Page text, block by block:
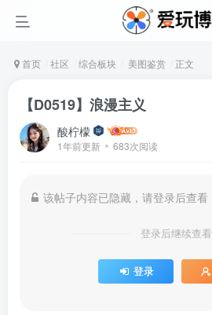
首页 社区 综合板块 美图鉴赏 正文
【D0519】浪漫主义
酸柠檬
1年前更新 683次阅读
该帖子内容已隐藏，请登录后查看
登录后继续查看
登录